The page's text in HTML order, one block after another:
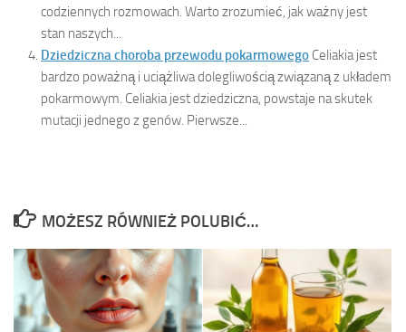
codziennych rozmowach. Warto zrozumieć, jak ważny jest
stan naszych...
Dziedziczna choroba przewodu pokarmowego Celiakia jest
bardzo poważną i uciążliwa dolegliwością związaną z układem
pokarmowym. Celiakia jest dziedziczna, powstaje na skutek
mutacji jednego z genów. Pierwsze...
MOŻESZ RÓWNIEŻ POLUBIĆ…